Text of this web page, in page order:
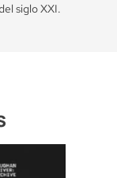
siglo XXI.